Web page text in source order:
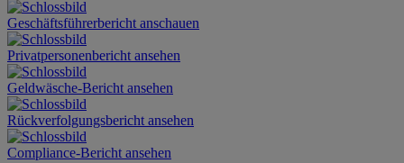
Geschäftsführerbericht anschauen
Privatpersonenbericht ansehen
Geldwäsche-Bericht ansehen
Rückverfolgungsbericht ansehen
Compliance-Bericht ansehen